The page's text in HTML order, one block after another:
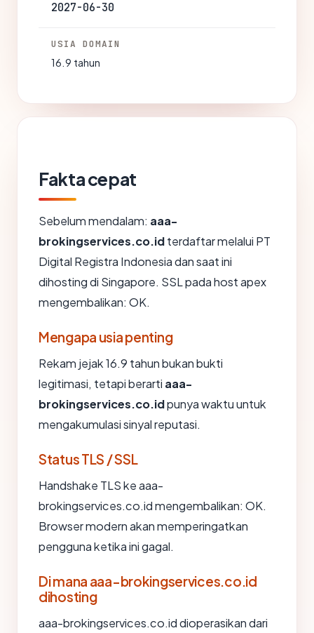
2027-06-30
USIA DOMAIN
16.9 tahun
Fakta cepat
Sebelum mendalam: aaa-
brokingservices.co.idterdaftar melalui PT
Digital Registra Indonesia dan saat ini
dihosting di Singapore. SSL pada host apex
mengembalikan: OK.
Mengapa usia penting
Rekam jejak 16.9 tahun bukan bukti
legitimasi, tetapi berarti aaa-
brokingservices.co.idpunya waktu untuk
mengakumulasi sinyal reputasi.
Status TLS / SSL
Handshake TLS ke aaa-
brokingservices.co.id mengembalikan: OK.
Browser modern akan memperingatkan
pengguna ketika ini gagal.
Di mana aaa-brokingservices.co.id
dihosting
aaa-brokingservices.co.id dioperasikan dari